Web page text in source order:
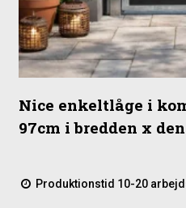
Nice enkeltlåge i
97cm i bredden x
Produktionstid 10-20